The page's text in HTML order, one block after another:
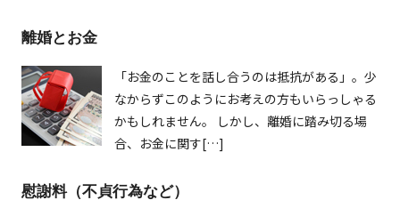
離婚とお金
「お金のことを話し合うのは抵抗がある」。少
なからずこのようにお考えの方もいらっしゃる
かもしれません。 しかし、離婚に踏み切る場
合、お金に関す[…]
慰謝料（不貞行為など）